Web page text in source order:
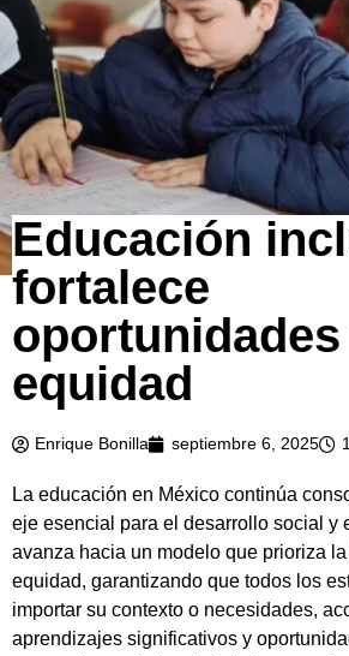
Educación
fortalece
equidad
Enrique Bonilla septiembre 6, 2025
La educación en México continúa
eje esencial para el desarrollo social y
avanza hacia un modelo que prioriza
equidad, garantizando que todos los
importar su contexto o necesidades,
aprendizajes significativos y